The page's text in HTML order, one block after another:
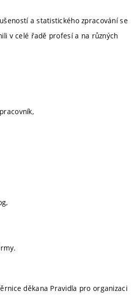
a statistického zpracování se
v celé řadě profesí a na různých
děkana Pravidla pro organizaci